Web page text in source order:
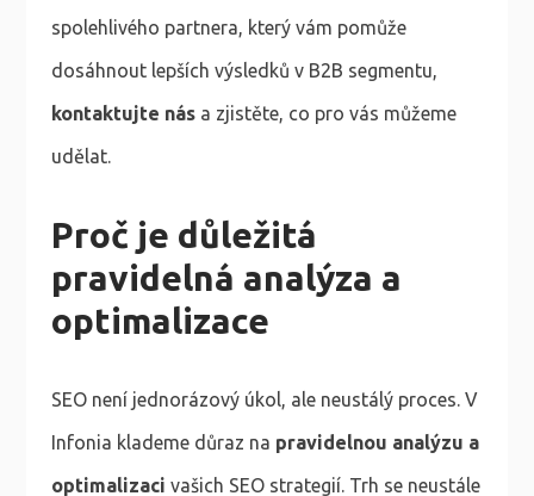
spolehlivého partnera, který vám pomůže
dosáhnout lepších výsledků v B2B segmentu,
kontaktujte nása zjistěte, co pro vás můžeme
udělat.
Proč je důležitá
pravidelná analýza a
optimalizace
SEO není jednorázový úkol, ale neustálý proces. V
Infonia klademe důraz na pravidelnou analýzu a
optimalizaci vašich SEO strategií. Trh se neustále